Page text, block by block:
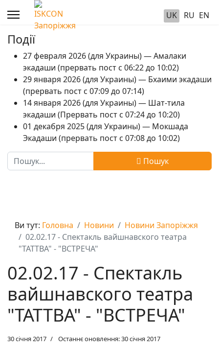
UK RU EN
Події
27 февраля 2026 (для Украины) — Амалаки
экадаши (прервать пост с 06:22 до 10:02)
29 января 2026 (для Украины) — Бхаими экадаши
(прервать пост с 07:09 до 07:14)
14 января 2026 (для Украины) — Шат-тила
экадаши (Прервать пост с 07:24 до 10:20)
01 декабря 2025 (для Украины) — Мокшада
Экадаши (прервать пост с 07:08 до 10:02)
Пошук
Пошук
Ви тут: Головна Новини
Новини Запоріжжя
02.02.17 - Спектакль вайшнавского театра
"ТАТТВА" - "ВСТРЕЧА"
02.02.17 - Спектакль
вайшнавского театра
"ТАТТВА" - "ВСТРЕЧА"
30 січня 2017 Останнє оновлення: 30 січня 2017